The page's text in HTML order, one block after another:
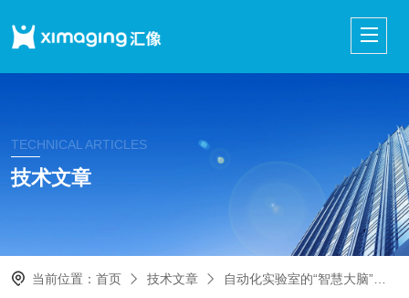
TECHNICAL ARTICLES
技术文章
当前位置：首页 技术文章 自动化实验室的“智慧大脑”：iMagicOS中控引擎系统，是解锁未来的关键